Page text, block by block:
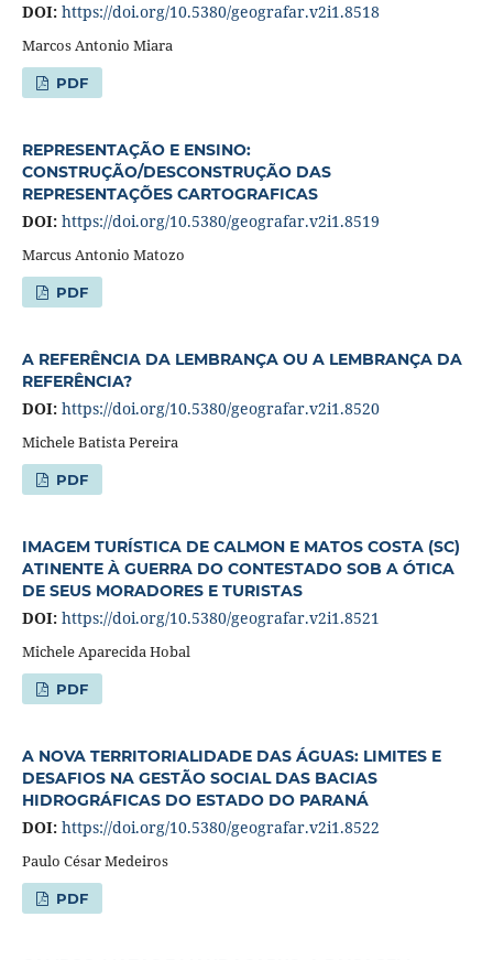
DOI: https://doi.org/10.5380/geografar.v2i1.8518
Marcos Antonio Miara
PDF
REPRESENTAÇÃO E ENSINO:
CONSTRUÇÃO/DESCONSTRUÇÃO DAS
REPRESENTAÇÕES CARTOGRAFICAS
DOI: https://doi.org/10.5380/geografar.v2i1.8519
Marcus Antonio Matozo
PDF
A REFERÊNCIA DA LEMBRANÇA OU A LEMBRANÇA DA
REFERÊNCIA?
DOI: https://doi.org/10.5380/geografar.v2i1.8520
Michele Batista Pereira
PDF
IMAGEM TURÍSTICA DE CALMON E MATOS COSTA (SC)
ATINENTE À GUERRA DO CONTESTADO SOB A ÓTICA
DE SEUS MORADORES E TURISTAS
DOI: https://doi.org/10.5380/geografar.v2i1.8521
Michele Aparecida Hobal
PDF
A NOVA TERRITORIALIDADE DAS ÁGUAS: LIMITES E
DESAFIOS NA GESTÃO SOCIAL DAS BACIAS
HIDROGRÁFICAS DO ESTADO DO PARANÁ
DOI: https://doi.org/10.5380/geografar.v2i1.8522
Paulo César Medeiros
PDF